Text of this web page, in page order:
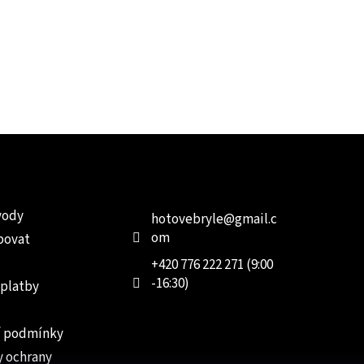
podmínky
ochrany
hotovebryle@gmail.c
om
+420 776 222 271 (9:00
-16:30)